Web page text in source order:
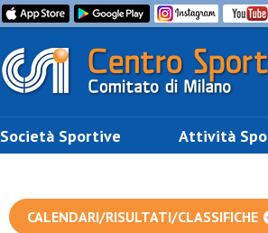
Società Sportive Attività
CALENDARI/RISULTATI/CLASSIFICHE